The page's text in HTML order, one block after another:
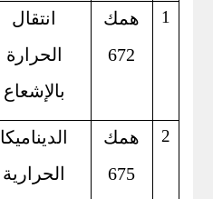
1
همك
672
انتقال
الحرارة
بالإشعاع
2
همك
675
الديناميكا
الحرارية